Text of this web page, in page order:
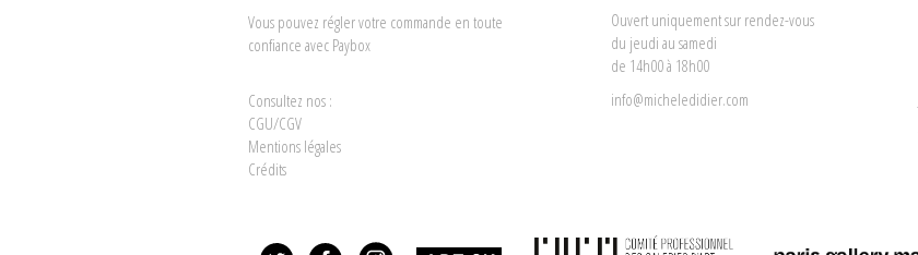
Vous pouvez régler votre commande en toute
confiance avec Paybox
Consultez nos :
CGU/CGV
Mentions légales
Crédits
Ouvert uniquement sur rendez-vous
du jeudi au samedi
de 14h00 à 18h00
info@micheledidier.com